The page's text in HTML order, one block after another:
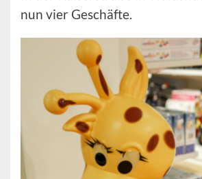
nun vier Geschäfte.